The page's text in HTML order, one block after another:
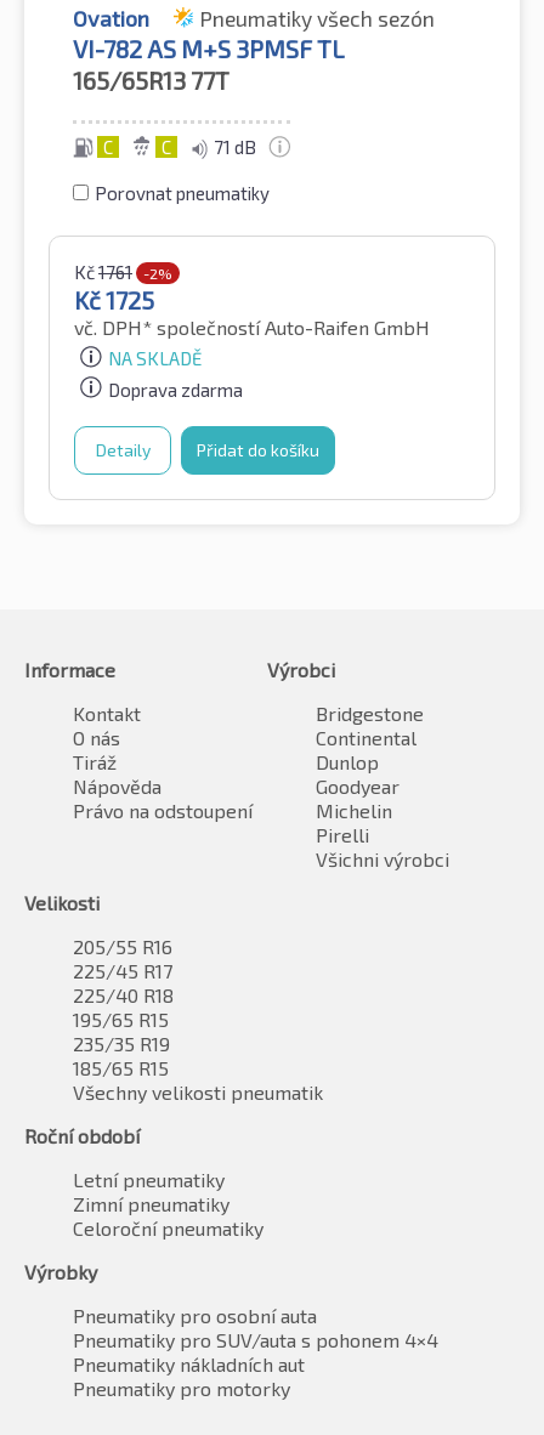
Ovation Pneumatiky všech sezón
VI-782 AS M+S 3PMSF TL
165/65R13 77T
C C 71 dB
Porovnat pneumatiky
Kč1761 -2%
Kč1725
vč. DPH* společností Auto-Raifen GmbH
NA SKLADĚ
Doprava zdarma
Detaily Přidat do košíku
Informace
Kontakt
O nás
Tiráž
Nápověda
Právo na odstoupení
Výrobci
Bridgestone
Continental
Dunlop
Goodyear
Michelin
Pirelli
Všichni výrobci
Velikosti
205/55 R16
225/45 R17
225/40 R18
195/65 R15
235/35 R19
185/65 R15
Všechny velikosti pneumatik
Roční období
Letní pneumatiky
Zimní pneumatiky
Celoroční pneumatiky
Výrobky
Pneumatiky pro osobní auta
Pneumatiky pro SUV/auta s pohonem 4×4
Pneumatiky nákladních aut
Pneumatiky pro motorky